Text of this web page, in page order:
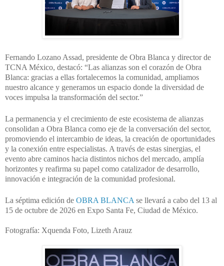
Fernando Lozano Assad, presidente de Obra Blanca y director de
TCNA México, destacó: “Las alianzas son el corazón de Obra
Blanca: gracias a ellas fortalecemos la comunidad, ampliamos
nuestro alcance y generamos un espacio donde la diversidad de
voces impulsa la transformación del sector.”
La permanencia y el crecimiento de este ecosistema de alianzas
consolidan a Obra Blanca como eje de la conversación del sector,
promoviendo el intercambio de ideas, la creación de oportunidades
y la conexión entre especialistas. A través de estas sinergias, el
evento abre caminos hacia distintos nichos del mercado, amplía
horizontes y reafirma su papel como catalizador de desarrollo,
innovación e integración de la comunidad profesional.
La séptima edición de OBRA BLANCA se llevará a cabo del 13 al
15 de octubre de 2026 en Expo Santa Fe, Ciudad de México.
Fotografía: Xquenda Foto, Lizeth Arauz